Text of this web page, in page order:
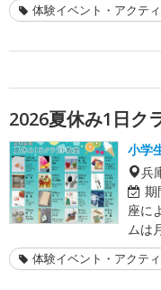
体験イベント・アクテ
2026夏休み1日ク
小学
兵
期
座に
ムは
体験イベント・アクテ